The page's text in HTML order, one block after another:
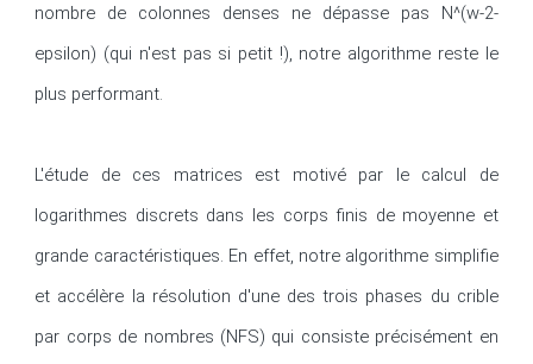
nombre de colonnes denses ne dépasse pas N^(w-2-
epsilon) (qui n'est pas si petit !), notre algorithme reste le
plus performant.
L'étude de ces matrices est motivé par le calcul de
logarithmes discrets dans les corps finis de moyenne et
grande caractéristiques. En effet, notre algorithme simplifie
et accélère la résolution d'une des trois phases du crible
par corps de nombres (NFS) qui consiste précisément en